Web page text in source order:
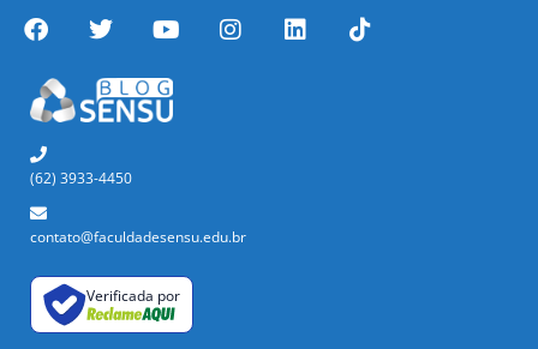
(62) 3933-4450
contato@faculdadesensu.edu.br
Verificada por